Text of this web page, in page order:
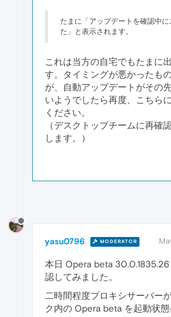
たまに「アップデートを確認中
た」と表示されます。
これは当方の自宅でもたまに
す。タイミングが悪かったも
が、自動アップデートがその
いようでしたら再度、こちら
ください。
（デスクトップチームに再確
します。）
yasu0796 MODERATOR
本日 Opera beta
認してみました。
二時間程度プロキシサーバー
ク内の Opera beta を起動状